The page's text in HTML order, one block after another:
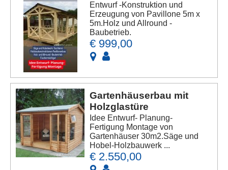
Entwurf -Konstruktion und
Erzeugung von Pavillone 5m x
5m.Holz und Allround -
Baubetrieb.
€ 999,00
Gartenhäuserbau mit
Holzglastüre
Idee Entwurf- Planung-
Fertigung Montage von
Gartenhäuser 30m2.Säge und
Hobel-Holzbauwerk ...
€ 2.550,00